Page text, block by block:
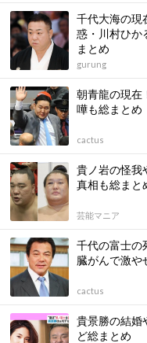
千代大海の現
惑・川村ひか
まとめ
gurung
朝青龍の現在
嘩も総まとめ
cactus
貴ノ岩の怪我
真相も総まと
芸能マニア
千代の富士の
臓がんで激や
cactus
貴景勝の結婚
ど総まとめ